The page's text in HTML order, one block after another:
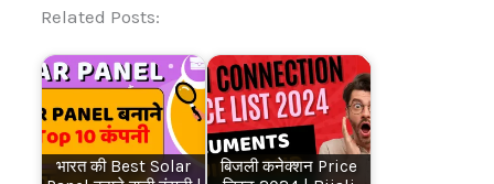
Related Posts:
भारत की Best Solar
बिजली कनेक्शन Price